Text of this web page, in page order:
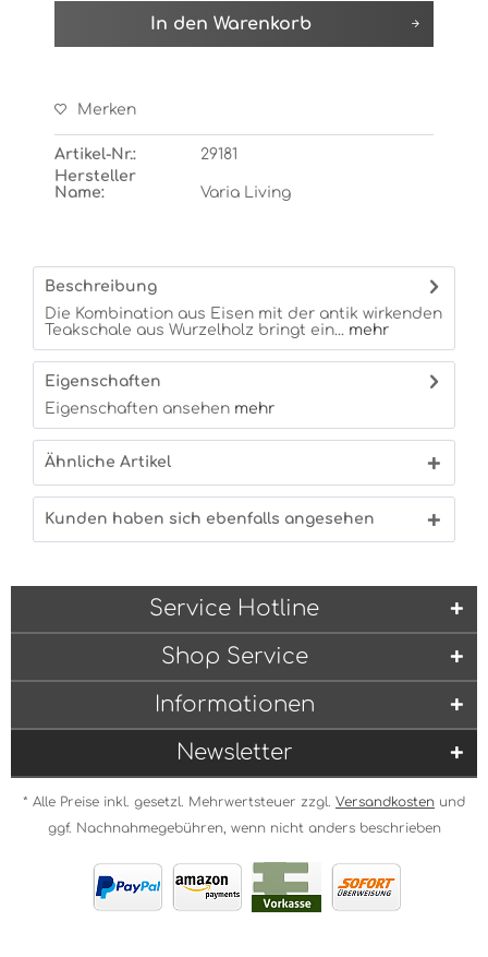
In den Warenkorb
Merken
Artikel-Nr.:
29181
Hersteller
Name:
Varia Living
Beschreibung
Die Kombination aus Eisen mit der antik wirkenden
Teakschale aus Wurzelholz bringt ein... mehr
Eigenschaften
Eigenschaften ansehen mehr
Ähnliche Artikel
Kunden haben sich ebenfalls angesehen
Service Hotline
Shop Service
Informationen
Newsletter
* Alle Preise inkl. gesetzl. Mehrwertsteuer zzgl. Versandkosten und
ggf. Nachnahmegebühren, wenn nicht anders beschrieben